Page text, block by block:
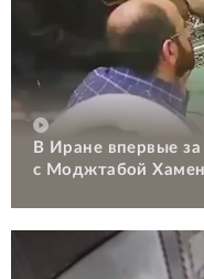
В Иране впервые
с Моджтабой